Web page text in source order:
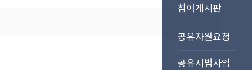
참여게시판
공유자원요청
공유시범사업